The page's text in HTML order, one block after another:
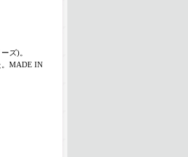
ズ)。
。MADE IN